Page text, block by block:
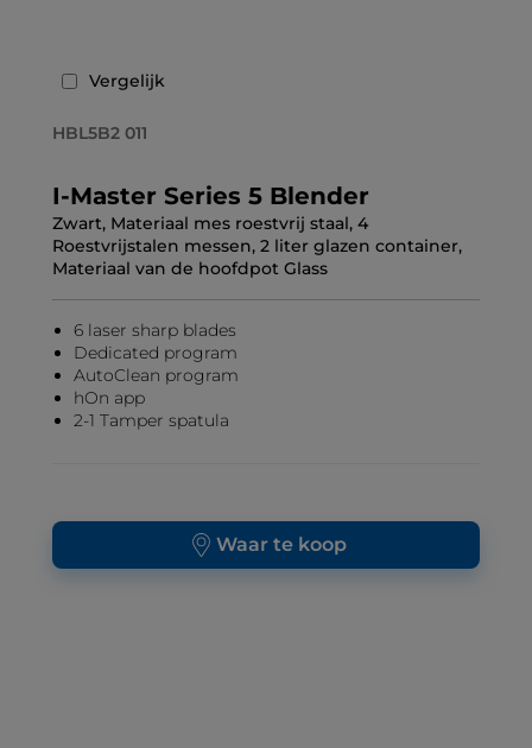
Vergelijk
HBL5B2 011
I-Master Series 5 Blender
Zwart, Materiaal mes roestvrij staal, 4
Roestvrijstalen messen, 2 liter glazen container,
Materiaal van de hoofdpot Glass
6 laser sharp blades
Dedicated program
AutoClean program
hOn app
2-1 Tamper spatula
Waar te koop